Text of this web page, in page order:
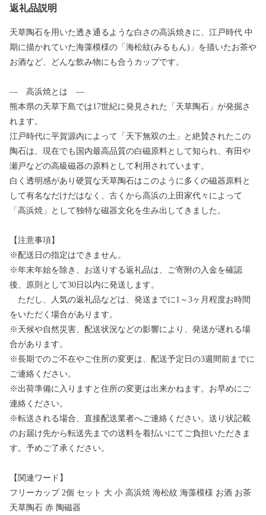
返礼品説明
天草陶石を用いた透き通るような白さの高浜焼きに、江戸時代 中
期に描かれていた海藻模様の「海松紋(みるもん)」を描いたお茶や
お酒など、どんな飲み物にも合うカップです。
― 高浜焼とは ―
熊本県の天草下島では17世紀に発見された「天草陶石」が発掘さ
れます。
江戸時代に平賀源内によって「天下無双の土」と絶賛されたこの
陶石は、現在でも国内最高品質の白磁原料として知られ、有田や
瀬戸などの高級磁器の原料として利用されています。
白く透明感があり硬質な天草陶石はこのように多くの磁器原料と
して有名なだけだはなく、古くから高浜の上田家代々によって
「高浜焼」として独特な磁器文化を生み出してきました。
【注意事項】
※配送日の指定はできません。
※年末年始を除き、お送りする返礼品は、ご寄附の入金を確認
後、原則として30日以内に発送します。
ただし、人気の返礼品などは、発送までに1～3ヶ月程度お時間
をいただく場合があります。
※天候や自然災害、配送状況などの影響により、発送が遅れる場
合があります。
※長期でのご不在やご住所の変更は、配送予定日の3週間前までに
ご連絡ください。
※出荷準備に入りますと住所の変更は出来かねます。お早めにご
連絡ください。
※転送される場合、直接配送業者へご連絡ください。送り状記載
のお届け先から転送先までの送料を着払いにてご負担いただきま
す。予めご了承ください。
【関連ワード】
フリーカップ 2個 セット 大 小 高浜焼 海松紋 海藻模様 お酒 お茶
天草陶石 赤 陶磁器